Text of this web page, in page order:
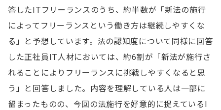
答したITフリーランスのうち、約半数が「新法の施行
によってフリーランスという働き方は継続しやすくな
る」と予想しています。法の認知度について同様に回答
した正社員IT人材においては、約6割が「新法が施行さ
れることによりフリーランスに挑戦しやすくなると思
う」と回答しました。内容を理解している人は一部に
留まったものの、今回の法施行を好意的に捉えているI